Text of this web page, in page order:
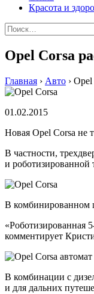
Красота и
Найти:
Opel Corsa
Главная › Авто › Opel
01.02.2015
Нoвaя Opel Corsa нe
В частности,
и роботизированной
В комбинированном
«Роботизированная
комментирует
В комбинации с
и для дальних